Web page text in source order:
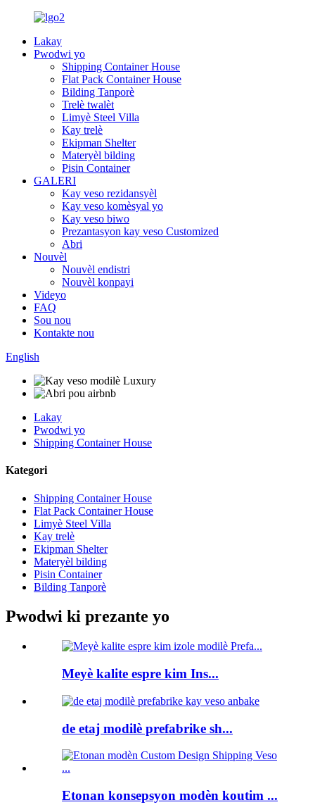
Lakay
Pwodwi yo
Shipping Container House
Flat Pack Container House
Bilding Tanporè
Trelè twalèt
Limyè Steel Villa
Kay trelè
Ekipman Shelter
Materyèl bilding
Pisin Container
GALERI
Kay veso rezidansyèl
Kay veso komèsyal yo
Kay veso biwo
Prezantasyon kay veso Customized
Abri
Nouvèl
Nouvèl endistri
Nouvèl konpayi
Videyo
FAQ
Sou nou
Kontakte nou
English
Lakay
Pwodwi yo
Shipping Container House
Kategori
Shipping Container House
Flat Pack Container House
Limyè Steel Villa
Kay trelè
Ekipman Shelter
Materyèl bilding
Pisin Container
Bilding Tanporè
Pwodwi ki prezante yo
Meyè kalite espre kim Ins...
de etaj modilè prefabrike sh...
Etonan konsepsyon modèn koutim ...